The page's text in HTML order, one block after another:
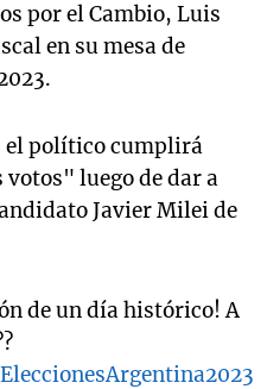
por el Cambio, Luis
en su mesa de
el político cumplirá
luego de dar a
Javier Milei de
de un día histórico! A